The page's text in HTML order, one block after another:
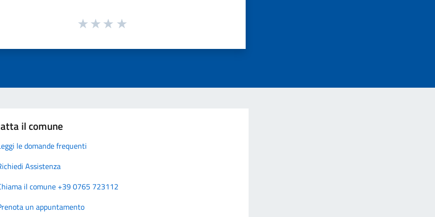
il comune
le domande frequenti
Assistenza
il comune +39 0765 723112
un appuntamento